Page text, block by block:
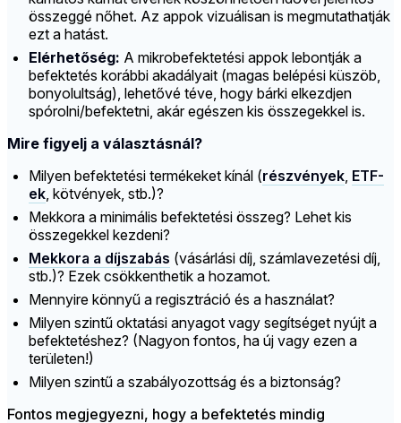
összeggé nőhet. Az appok vizuálisan is megmutathatják
ezt a hatást.
Elérhetőség: A mikrobefektetési appok lebontják a
befektetés korábbi akadályait (magas belépési küszöb,
bonyolultság), lehetővé téve, hogy bárki elkezdjen
spórolni/befektetni, akár egészen kis összegekkel is.
Mire figyelj a választásnál?
Milyen befektetési termékeket kínál (részvények, ETF-
ek, kötvények, stb.)?
Mekkora a minimális befektetési összeg? Lehet kis
összegekkel kezdeni?
Mekkora a díjszabás (vásárlási díj, számlavezetési díj,
stb.)? Ezek csökkenthetik a hozamot.
Mennyire könnyű a regisztráció és a használat?
Milyen szintű oktatási anyagot vagy segítséget nyújt a
befektetéshez? (Nagyon fontos, ha új vagy ezen a
területen!)
Milyen szintű a szabályozottság és a biztonság?
Fontos megjegyezni, hogy a befektetés mindig